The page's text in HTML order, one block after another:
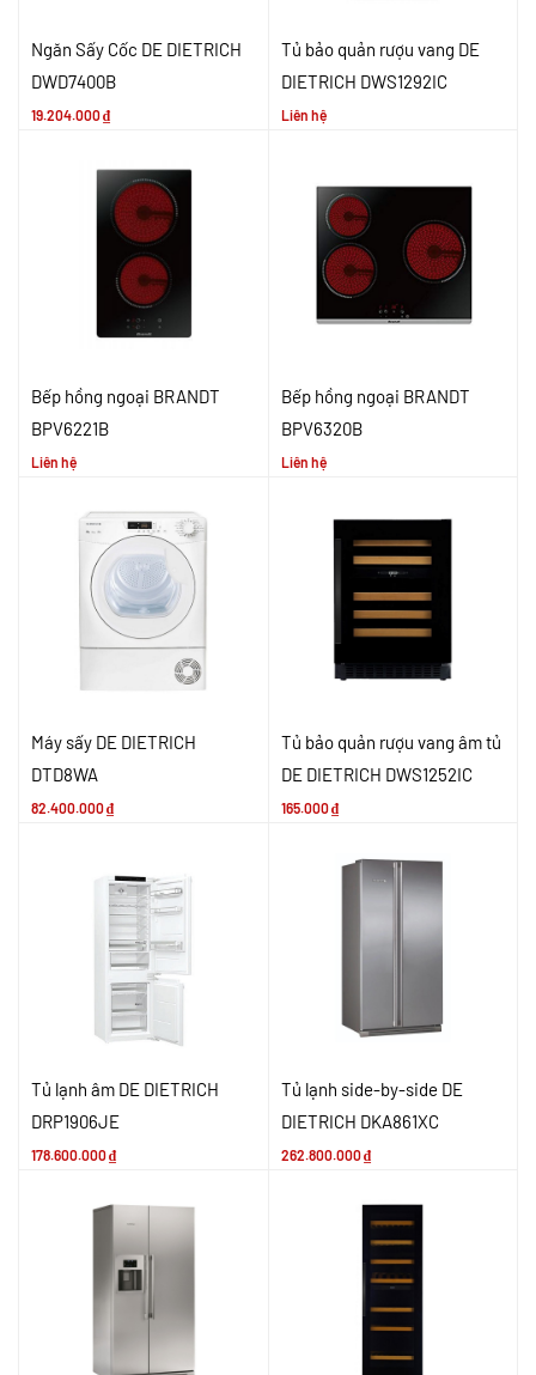
Ngăn Sấy Cốc DE DIETRICH
DWD7400B
19.204.000₫
Tủ bảo quản rượu vang DE
DIETRICH DWS1292IC
Liên hệ
Bếp hồng ngoại BRANDT
BPV6221B
Liên hệ
Bếp hồng ngoại BRANDT
BPV6320B
Liên hệ
Máy sấy DE DIETRICH
DTD8WA
82.400.000₫
Tủ bảo quản rượu vang âm tủ
DE DIETRICH DWS1252IC
165.000₫
Tủ lạnh âm DE DIETRICH
DRP1906JE
178.600.000₫
Tủ lạnh side-by-side DE
DIETRICH DKA861XC
262.800.000₫